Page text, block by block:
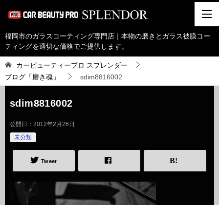
福岡市のガラスコーティング専門店｜本物の磨きとガラス被膜コー
ティングを適切な価格でご提供します。
カービューティープロ スプレンダー
ブログ「磨き魂」
sdim8816002
sdim8816002
公開日： 2012年2月26日
未分類
Tweet